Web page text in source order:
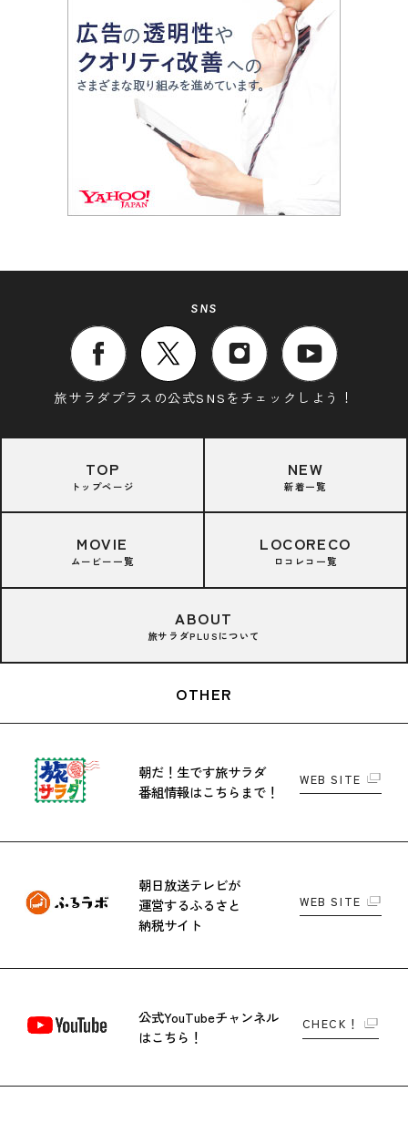
SNS
旅サラダプラスの公式SNSをチェックしよう！
TOP
トップページ
NEW
新着一覧
MOVIE
ムービー一覧
LOCORECO
ロコレコ一覧
ABOUT
旅サラダPLUSについて
OTHER
朝だ！生です旅サラダ
番組情報はこちらまで！
WEB SITE
朝日放送テレビが
運営するふるさと
納税サイト
WEB SITE
公式YouTubeチャンネル
はこちら！
CHECK！